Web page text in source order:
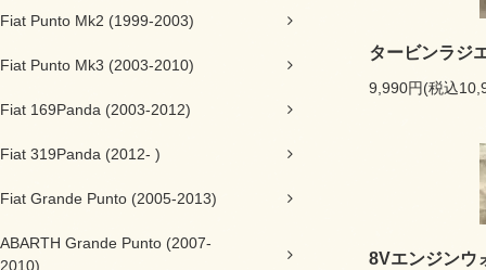
Fiat Punto Mk2 (1999-2003)
Fiat Punto Mk3 (2003-2010)
Fiat 169Panda (2003-2012)
Fiat 319Panda (2012- )
Fiat Grande Punto (2005-2013)
ABARTH Grande Punto (2007-
2010)
タービンラジ
9,990円(税込
8Vエンジンウ